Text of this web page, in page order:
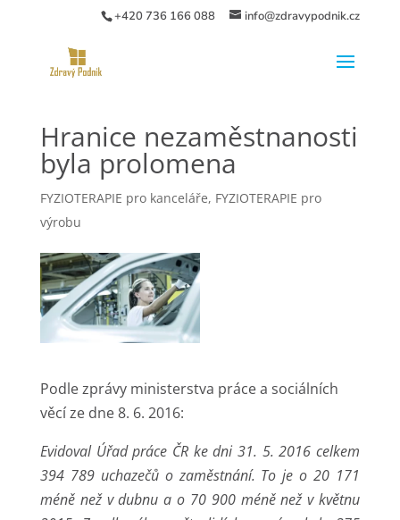
+420 736 166 088 info@zdravypodnik.cz
Hranice nezaměstnanosti
byla prolomena
FYZIOTERAPIE pro kanceláře, FYZIOTERAPIE pro
výrobu
Podle zprávy ministerstva práce a sociálních
věcí ze dne 8. 6. 2016:
Evidoval Úřad práce ČR ke dni 31. 5. 2016 celkem
394 789 uchazečů o zaměstnání. To je o 20 171
méně než v dubnu a o 70 900 méně než v květnu